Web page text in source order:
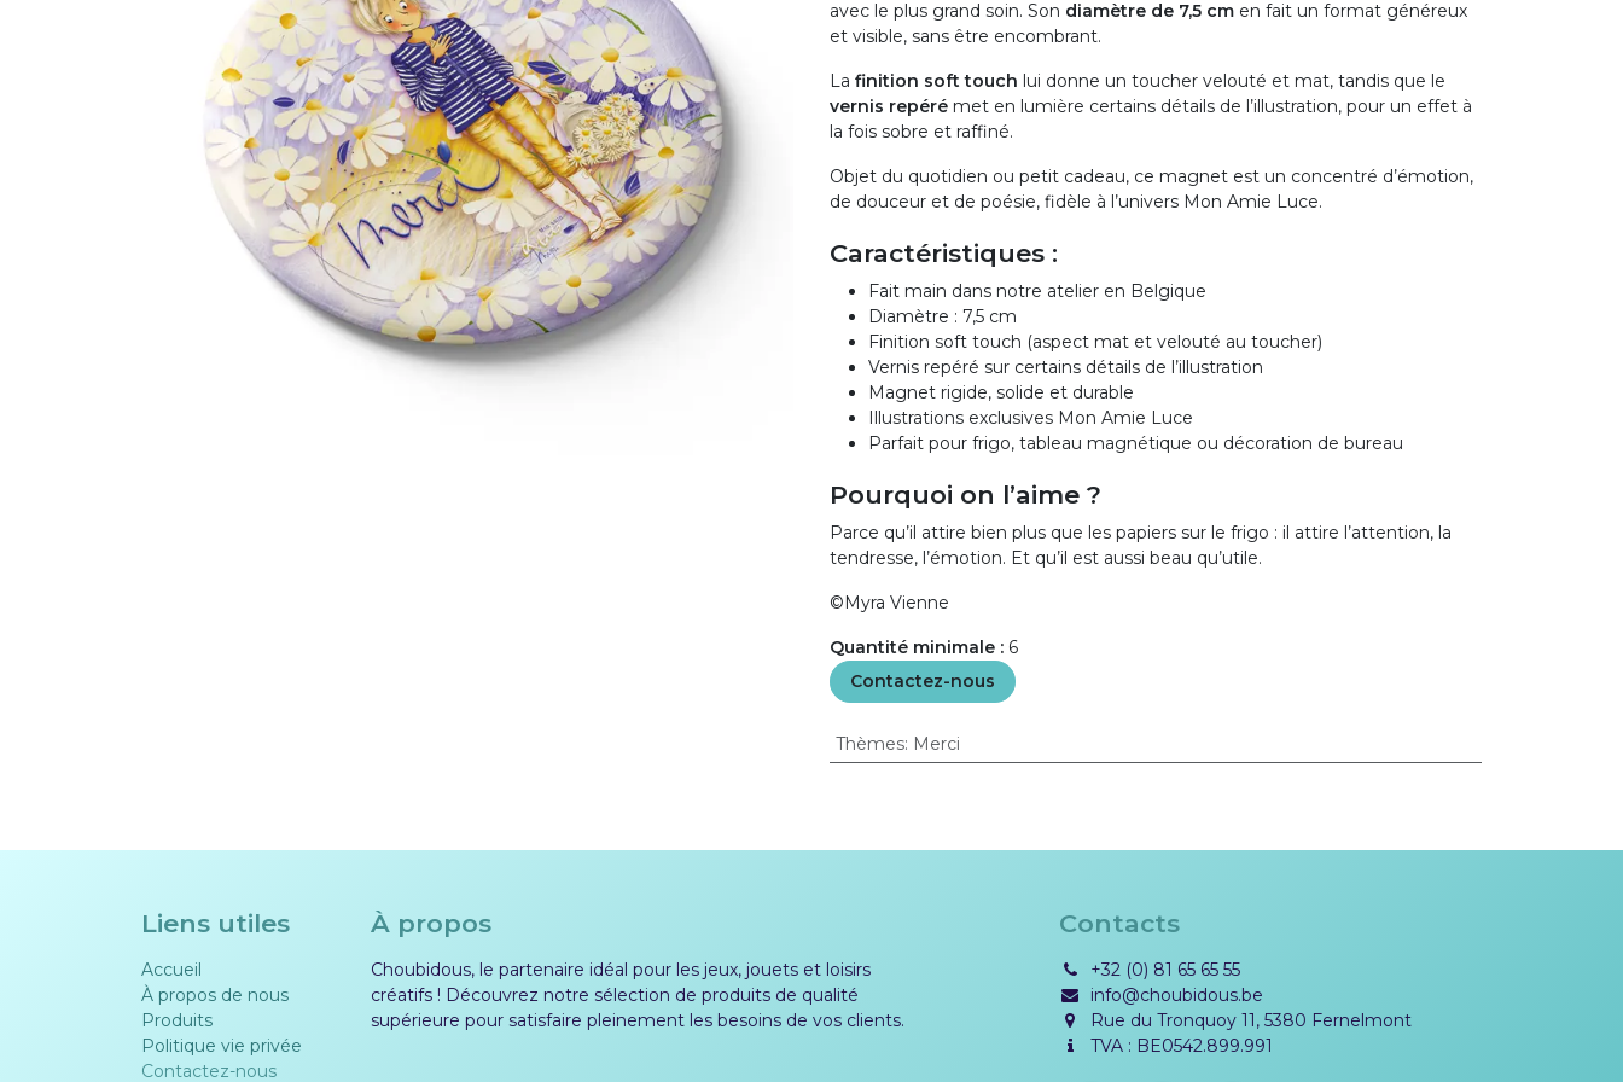
avec le plus grand soin. Son diamètre de 7,5 cm en fait un format généreux
et visible, sans être encombrant.
La finition soft touch lui donne un toucher velouté et mat, tandis que le
vernis repéré met en lumière certains détails de l’illustration, pour un effet à
la fois sobre et raffiné.
Objet du quotidien ou petit cadeau, ce magnet est un concentré d’émotion,
de douceur et de poésie, fidèle à l’univers Mon Amie Luce.
Caractéristiques :
Fait main dans notre atelier en Belgique
Diamètre : 7,5 cm
Finition soft touch (aspect mat et velouté au toucher)
Vernis repéré sur certains détails de l’illustration
Magnet rigide, solide et durable
Illustrations exclusives Mon Amie Luce
Parfait pour frigo, tableau magnétique ou décoration de bureau
Pourquoi on l’aime ?
Parce qu’il attire bien plus que les papiers sur le frigo : il attire l’attention, la
tendresse, l’émotion. Et qu’il est aussi beau qu’utile.
©Myra Vienne
Quantité minimale : 6
Contactez-nous
Thèmes: Merci
Liens utiles
Accueil
À propos de nous
Produits
Politique vie privée​​
Contactez-nous
À propos
Choubidous, le partenaire idéal pour les jeux, jouets et loisirs
créatifs ! Découvrez notre sélection de produits de qualité
supérieure pour satisfaire pleinement les besoins de vos clients.
Contacts
+32 (0) 81 65 65 55
info@choubidous.be
Rue du Tronquoy 11, 5380 Fernelmont
TVA : BE0542.899.991